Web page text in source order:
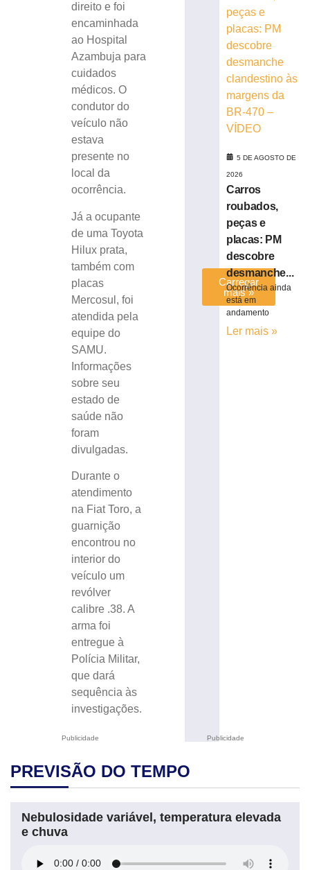
Publicidade
direito e foi
encaminhada
ao Hospital
Azambuja para
cuidados
médicos. O
condutor do
veículo não
estava
presente no
local da
ocorrência.
Já a ocupante
de uma Toyota
Hilux prata,
também com
placas
Mercosul, foi
atendida pela
equipe do
SAMU.
Informações
sobre seu
estado de
saúde não
foram
divulgadas.
Durante o
atendimento
na Fiat Toro, a
guarnição
encontrou no
interior do
veículo um
revólver
calibre .38. A
arma foi
entregue à
Polícia Militar,
que dará
sequência às
investigações.
desmanche
clandestino
margens
VÍDEO
agosto
Carregar
mais »
Publicidade
5 DE AGOSTO DE
2026
Carros
roubados,
peças e
placas: PM
descobre
desmanche...
Ocorrência ainda
está em
andamento
Ler mais »
PREVISÃO DO TEMPO
Nebulosidade variável, temperatura elevada
e chuva